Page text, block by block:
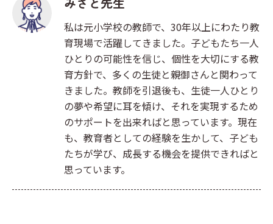
私は元小学校の教師で、30年以上にわたり教
育現場で活躍してきました。子どもたち一人
ひとりの可能性を信じ、個性を大切にする教
育方針で、多くの生徒と親御さんと関わって
きました。教師を引退後も、生徒一人ひとり
の夢や希望に耳を傾け、それを実現するため
のサポートを出来ればと思っています。現在
も、教育者としての経験を生かして、子ども
たちが学び、成長する機会を提供できればと
思っています。